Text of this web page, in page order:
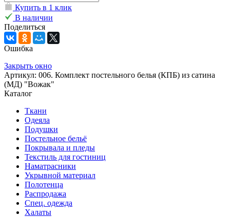
Купить в 1 клик
В наличии
Поделиться
Ошибка
Закрыть окно
Артикул: 006. Комплект постельного белья (КПБ) из сатина
(МД) "Вожак"
Каталог
Ткани
Одеяла
Подушки
Постельное бельё
Покрывала и пледы
Текстиль для гостиниц
Наматрасники
Укрывной материал
Полотенца
Распродажа
Спец. одежда
Халаты